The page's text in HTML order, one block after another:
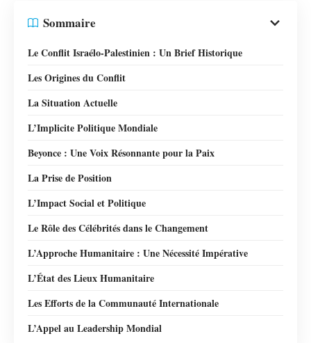
Sommaire
Le Conflit Israélo-Palestinien : Un Brief Historique
Les Origines du Conflit
La Situation Actuelle
L’Implicite Politique Mondiale
Beyonce : Une Voix Résonnante pour la Paix
La Prise de Position
L’Impact Social et Politique
Le Rôle des Célébrités dans le Changement
L’Approche Humanitaire : Une Nécessité Impérative
L’État des Lieux Humanitaire
Les Efforts de la Communauté Internationale
L’Appel au Leadership Mondial